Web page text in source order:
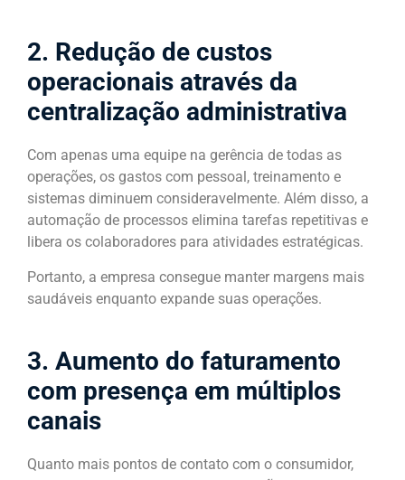
2. Redução de custos
operacionais através da
centralização administrativa
Com apenas uma equipe na gerência de todas as
operações, os gastos com pessoal, treinamento e
sistemas diminuem consideravelmente. Além disso, a
automação de processos elimina tarefas repetitivas e
libera os colaboradores para atividades estratégicas.
Portanto, a empresa consegue manter margens mais
saudáveis enquanto expande suas operações.
3. Aumento do faturamento
com presença em múltiplos
canais
Quanto mais pontos de contato com o consumidor,